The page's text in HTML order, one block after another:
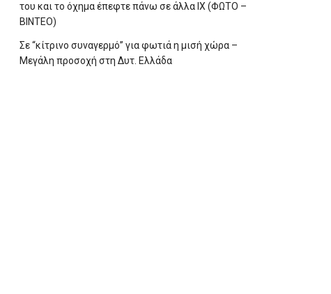
του και το όχημα έπεφτε πάνω σε άλλα ΙΧ (ΦΩΤΟ –
ΒΙΝΤΕΟ)
Σε “κίτρινο συναγερμό” για φωτιά η μισή χώρα –
Μεγάλη προσοχή στη Δυτ. Ελλάδα